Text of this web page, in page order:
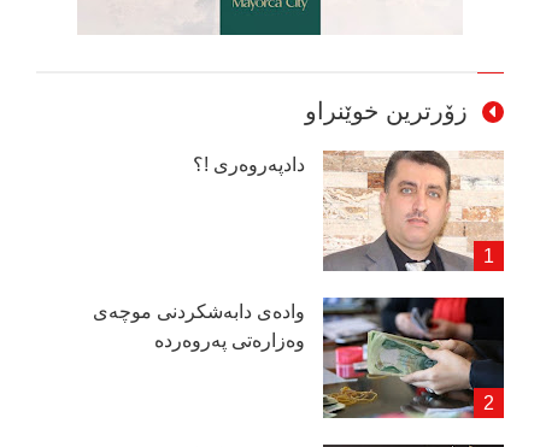
زۆرترین خوێنراو
دادپەروەری !؟
وادەی دابەشكردنی موچەی
وەزارەتی پەروەردە